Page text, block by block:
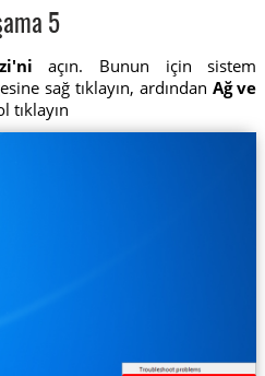
5
açın. Bunun için sistem
sağ tıklayın, ardından Ağ ve
tıklayın